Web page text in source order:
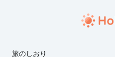
旅のしおり